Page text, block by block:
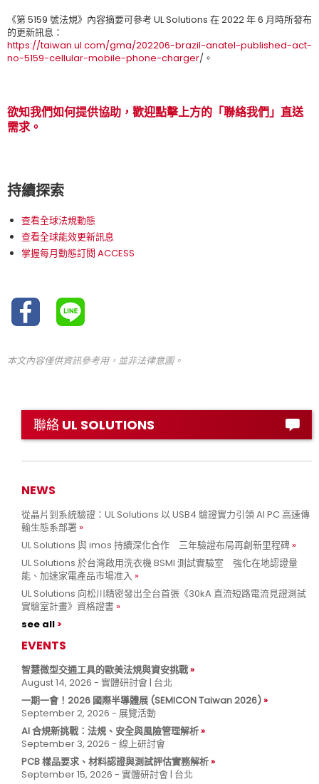
《第 5159 號法規》內容摘要可參考 UL Solutions 在 2022 年 6 月時所發布
的更新訊息：
https://taiwan.ul.com/gma/202206-brazil-anatel-published-act-
no-5159-cellular-mobile-phone-charger/。
欲知我們如何提供協助，歡迎點擊上方的「聯絡我們」直送
需求。
持續探索
查看全球法規動態
查看全球能效更新訊息
掌握每月動態訂閱 ACCESS
本文內容僅供資訊參考用，並非法律意圖。
聯絡 UL SOLUTIONS
NEWS
從晶片到系統驗證：UL Solutions 以 USB4 驗證實力引領 AI PC 高速傳
輸生態系部署
UL Solutions 與 imos 持續深化合作 三年驗證布局再創新里程碑
UL Solutions 於台灣啟用洗衣機 BSMI 測試實驗室 強化在地認證量
能、加速家電產品市場准入
UL Solutions 向松川精密發出全台首張《30kA 直流短路電流見證測試
實驗室計畫》資格證書
see all
EVENTS
智慧微型交通工具的歐美法規與資安挑戰
August 14, 2026 - 實體研討會 | 台北
一期一會！2026 國際半導體展 (SEMICON Taiwan 2026)
September 2, 2026 - 展覽活動
AI 合規新挑戰：法規、安全與風險管理解析
September 3, 2026 - 線上研討會
PCB 樣品要求、材料認證與測試評估實務解析
September 15, 2026 - 實體研討會 | 台北